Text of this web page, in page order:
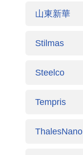
山東新華
Stilmas
Steelco
Tempris
ThalesNano